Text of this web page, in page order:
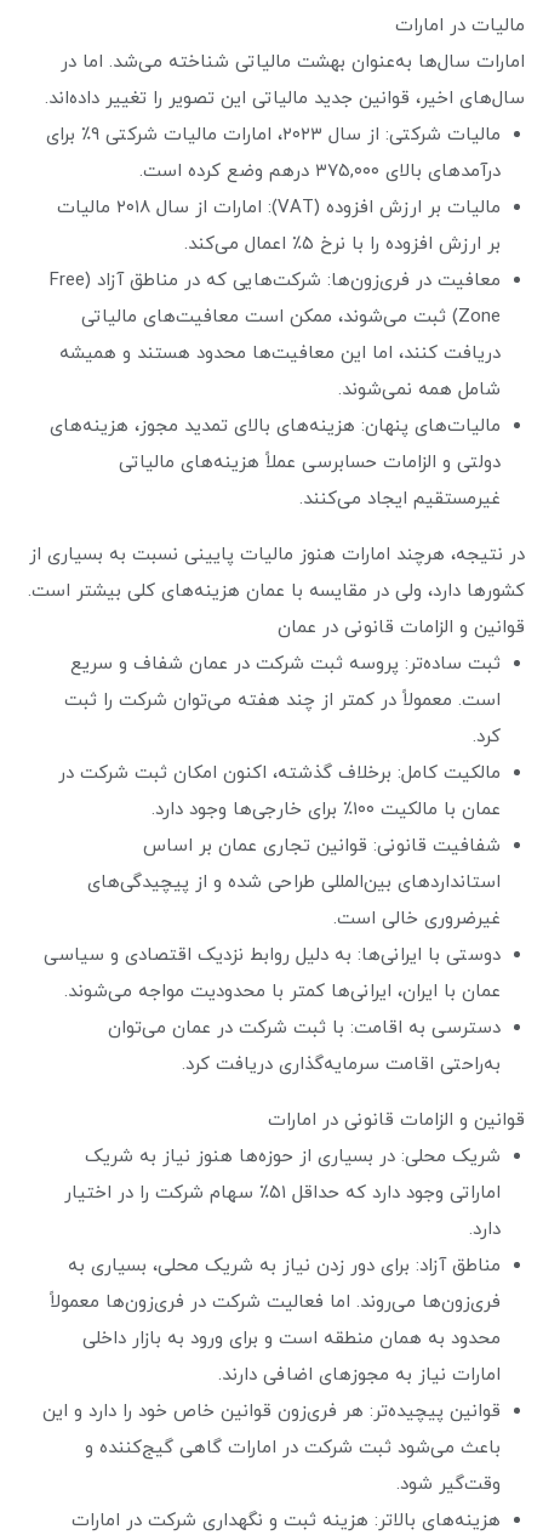
مالیات در امارات
امارات سال‌ها به‌عنوان بهشت مالیاتی شناخته می‌شد. اما در
سال‌های اخیر، قوانین جدید مالیاتی این تصویر را تغییر داده‌اند.
مالیات شرکتی: از سال ۲۰۲۳، امارات مالیات شرکتی ۹٪ برای
درآمدهای بالای ۳۷۵,۰۰۰ درهم وضع کرده است.
مالیات بر ارزش افزوده (VAT): امارات از سال ۲۰۱۸ مالیات
بر ارزش افزوده را با نرخ ۵٪ اعمال می‌کند.
معافیت در فری‌زون‌ها: شرکت‌هایی که در مناطق آزاد (Free
Zone) ثبت می‌شوند، ممکن است معافیت‌های مالیاتی
دریافت کنند، اما این معافیت‌ها محدود هستند و همیشه
شامل همه نمی‌شوند.
مالیات‌های پنهان: هزینه‌های بالای تمدید مجوز، هزینه‌های
دولتی و الزامات حسابرسی عملاً هزینه‌های مالیاتی
غیرمستقیم ایجاد می‌کنند.
در نتیجه، هرچند امارات هنوز مالیات پایینی نسبت به بسیاری از
کشورها دارد، ولی در مقایسه با عمان هزینه‌های کلی بیشتر است.
قوانین و الزامات قانونی در عمان
ثبت ساده‌تر: پروسه ثبت شرکت در عمان شفاف و سریع
است. معمولاً در کمتر از چند هفته می‌توان شرکت را ثبت
کرد.
مالکیت کامل: برخلاف گذشته، اکنون امکان ثبت شرکت در
عمان با مالکیت ۱۰۰٪ برای خارجی‌ها وجود دارد.
شفافیت قانونی: قوانین تجاری عمان بر اساس
استانداردهای بین‌المللی طراحی شده و از پیچیدگی‌های
غیرضروری خالی است.
دوستی با ایرانی‌ها: به دلیل روابط نزدیک اقتصادی و سیاسی
عمان با ایران، ایرانی‌ها کمتر با محدودیت مواجه می‌شوند.
دسترسی به اقامت: با ثبت شرکت در عمان می‌توان
به‌راحتی اقامت سرمایه‌گذاری دریافت کرد.
قوانین و الزامات قانونی در امارات
شریک محلی: در بسیاری از حوزه‌ها هنوز نیاز به شریک
اماراتی وجود دارد که حداقل ۵۱٪ سهام شرکت را در اختیار
دارد.
مناطق آزاد: برای دور زدن نیاز به شریک محلی، بسیاری به
فری‌زون‌ها می‌روند. اما فعالیت شرکت در فری‌زون‌ها معمولاً
محدود به همان منطقه است و برای ورود به بازار داخلی
امارات نیاز به مجوزهای اضافی دارند.
قوانین پیچیده‌تر: هر فری‌زون قوانین خاص خود را دارد و این
باعث می‌شود ثبت شرکت در امارات گاهی گیج‌کننده و
وقت‌گیر شود.
هزینه‌های بالاتر: هزینه ثبت و نگهداری شرکت در امارات